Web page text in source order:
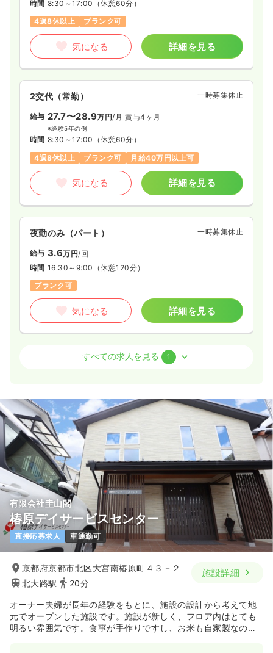
時間 8:30～17:00 （休憩60分）
4週8休以上
ブランク可
気になる 詳細を見る
2交代（常勤） 一時募集休止
給与 27.7〜28.9万円/月 賞与4ヶ月
※経験5年の例
時間 8:30～17:00 （休憩60分）
4週8休以上
ブランク可 月給40万円以上可
気になる 詳細を見る
夜勤のみ（パート） 一時募集休止
給与 3.6万円/回
時間 16:30～9:00 （休憩120分）
ブランク可
気になる 詳細を見る
正・准看護師
給与
お問い合わせください
時間 8:30～17:00
気になる 詳細を見る
すべての求人を見る 1
有限会社圭山閣
椿原デイサービスセンター
直接応募求人 車通勤可
京都府京都市北区大宮南椿原町４３－２
北大路駅
20分
施設詳細
オーナー夫婦が長年の経験をもとに、施設の設計から考えて地
元でオープンした施設です。施設が新しく、フロア内はとても
明るい雰囲気です。食事が手作りですし、お米も自家製なので